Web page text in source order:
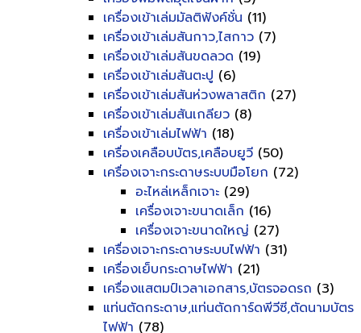
เครื่องเข้าเล่มมัลติฟังค์ชั่น (11)
เครื่องเข้าเล่มสันกาว,ไสกาว (7)
เครื่องเข้าเล่มสันขดลวด (19)
เครื่องเข้าเล่มสันตะปู (6)
เครื่องเข้าเล่มสันห่วงพลาสติก (27)
เครื่องเข้าเล่มสันเกลียว (8)
เครื่องเข้าเล่มไฟฟ้า (18)
เครื่องเคลือบบัตร,เคลือบยูวี (50)
เครื่องเจาะกระดาษระบบมือโยก (72)
อะไหล่เหล็กเจาะ (29)
เครื่องเจาะขนาดเล็ก (16)
เครื่องเจาะขนาดใหญ่ (27)
เครื่องเจาะกระดาษระบบไฟฟ้า (31)
เครื่องเย็บกระดาษไฟฟ้า (21)
เครื่องแสตมป์เวลาเอกสาร,บัตรจอดรถ (3)
แท่นตัดกระดาษ,แท่นตัดการ์ดพีวีซี,ตัดนามบัตร
ไฟฟ้า (78)